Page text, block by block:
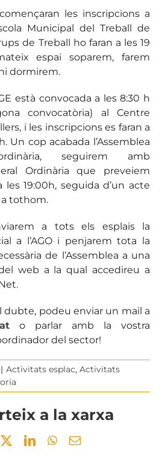
les inscripcions a
Municipal del Treball de
de Treball ho faran a les 19
espai soparem, farem
dormirem.
està convocada a les 8:30 h
convocatòria) al Centre
i les inscripcions es faran a
Un cop acabada l’Assemblea
seguirem amb
Ordinària que preveiem
les 19:00h, seguida d’un acte
tothom.
a tots els esplais la
a l’AGO i penjarem tota la
de l’Assemblea a una
web a la qual accedireu a
dubte, podeu enviar un mail a
o parlar amb la vostra
del sector!
| Activitats esplac, Activitats
a la xarxa
TwitterLinkedInWhatsApp
Email